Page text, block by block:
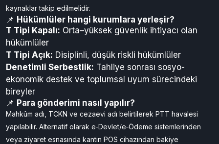
kaynaklar takip edilmelidir.
📌 Hükümlüler hangi kurumlara yerleşir?
T Tipi Kapalı: Orta–yüksek güvenlik ihtiyacı olan
hükümlüler
T Tipi Açık: Disiplinli, düşük riskli hükümlüler
Denetimli Serbestlik: Tahliye sonrası sosyo-
ekonomik destek ve toplumsal uyum sürecindeki
bireyler
📌 Para gönderimi nasıl yapılır?
Mahkûm adı, TCKN ve cezaevi adı belirtilerek PTT havalesi
yapılabilir. Alternatif olarak e‑Devlet/e‑Ödeme sistemlerinden
veya ziyaret esnasında kantin POS cihazından bakiye